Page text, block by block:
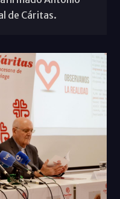
de Cáritas.